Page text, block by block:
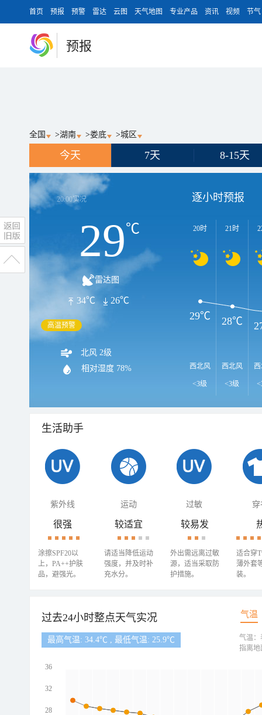
首页 预报 预警 雷达 云图 天气地图 专业产品 资讯 视频 节气
预报
全国 >湖南 >娄底 >城区
今天 7天 8-15天
20:00实况
29℃
雷达图
34℃ 26℃
高温预警
北风 2级
相对湿度 78%
逐小时预报
20时
西北风
<3级
21时
西北风
<3级
29℃ 28℃
生活助手
紫外线 运动 过敏 穿
很强
涂擦SPF20以
上，PA++护肤
品，避强光。
较适宜
请适当降低运动
强度，并及时补
充水分。
较易发
外出需远离过敏
源，适当采取防
护措施。
适合穿
薄外套
装。
过去24小时整点天气实况 气温
最高气温: 34.4℃ , 最低气温: 25.9℃
36
32
28
气温：
指离地